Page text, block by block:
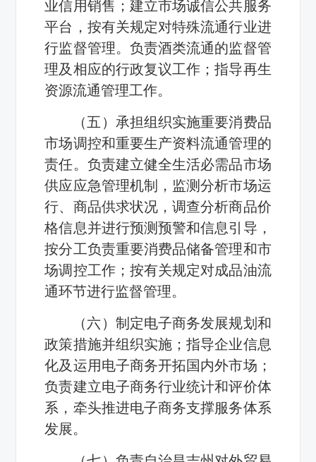
业信用销售；建立市场诚信公共服务
平台，按有关规定对特殊流通行业进
行监督管理。负责酒类流通的监督管
理及相应的行政复议工作；指导再生
资源流通管理工作。
（五）承担组织实施重要消费品
市场调控和重要生产资料流通管理的
责任。负责建立健全生活必需品市场
供应应急管理机制，监测分析市场运
行、商品供求状况，调查分析商品价
格信息并进行预测预警和信息引导，
按分工负责重要消费品储备管理和市
场调控工作；按有关规定对成品油流
通环节进行监督管理。
（六）制定电子商务发展规划和
政策措施并组织实施；指导企业信息
化及运用电子商务开拓国内外市场；
负责建立电子商务行业统计和评价体
系，牵头推进电子商务支撑服务体系
发展。